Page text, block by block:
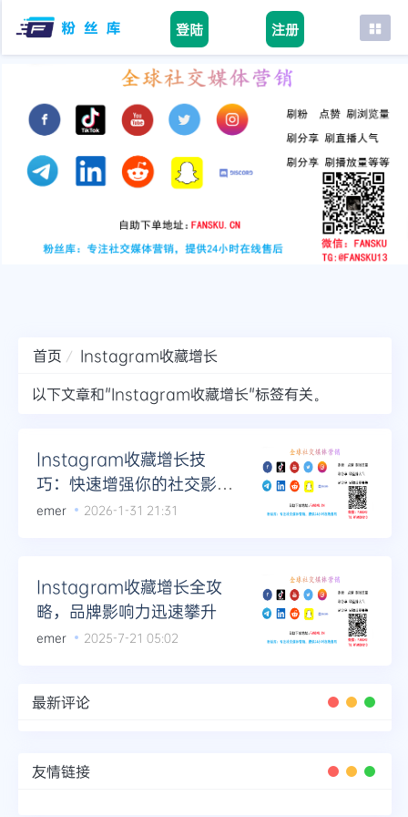
登陆 注册
首页
tiktok
youtube
instagram
首页
Instagram收藏增长
以下文章和"Instagram收藏增长"标签有关。
Instagram收藏增长技
巧：快速增强你的社交影响
力
emer 2026-1-31 21:31
Instagram收藏增长全攻
略，品牌影响力迅速攀升
emer 2025-7-21 05:02
最新评论
友情链接